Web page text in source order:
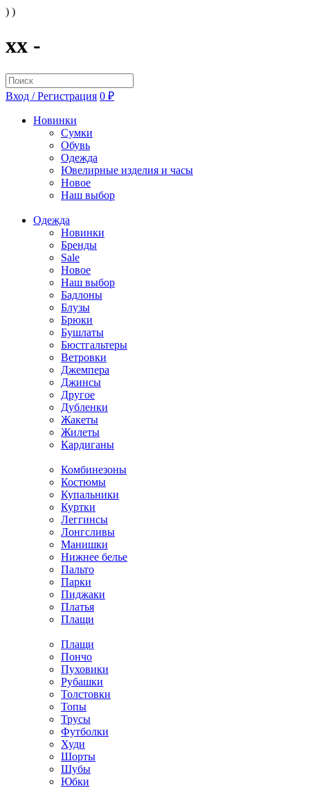
) )
xx -
Вход / Регистрация 0 ₽
Новинки
Сумки
Обувь
Одежда
Ювелирные изделия и часы
Новое
Наш выбор
Одежда
Новинки
Бренды
Sale
Новое
Наш выбор
Бадлоны
Блузы
Брюки
Бушлаты
Бюстгальтеры
Ветровки
Джемпера
Джинсы
Другое
Дубленки
Жакеты
Жилеты
Кардиганы
Комбинезоны
Костюмы
Купальники
Куртки
Леггинсы
Лонгсливы
Манишки
Нижнее белье
Пальто
Парки
Пиджаки
Платья
Плащи
Плащи
Пончо
Пуховики
Рубашки
Толстовки
Топы
Трусы
Футболки
Худи
Шорты
Шубы
Юбки